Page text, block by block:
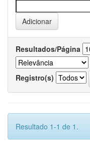
Resultados/Página
Registro(s)
Resultado 1-1 de 1.